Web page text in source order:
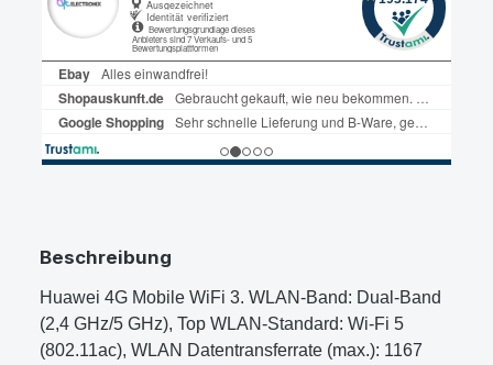
Beschreibung
Huawei 4G Mobile WiFi 3. WLAN-Band: Dual-Band
(2,4 GHz/5 GHz), Top WLAN-Standard: Wi-Fi 5
(802.11ac), WLAN Datentransferrate (max.): 1167